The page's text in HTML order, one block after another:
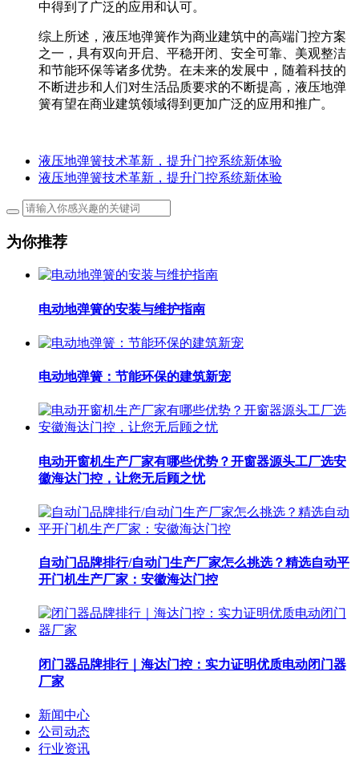
中得到了广泛的应用和认可。
综上所述，液压地弹簧作为商业建筑中的高端门控方案
之一，具有双向开启、平稳开闭、安全可靠、美观整洁
和节能环保等诸多优势。在未来的发展中，随着科技的
不断进步和人们对生活品质要求的不断提高，液压地弹
簧有望在商业建筑领域得到更加广泛的应用和推广。
液压地弹簧技术革新，提升门控系统新体验
液压地弹簧技术革新，提升门控系统新体验
为你推荐
电动地弹簧的安装与维护指南
电动地弹簧：节能环保的建筑新宠
电动开窗机生产厂家有哪些优势？开窗器源头工厂选安
徽海达门控，让您无后顾之忧
自动门品牌排行/自动门生产厂家怎么挑选？精选自动平
开门机生产厂家：安徽海达门控
闭门器品牌排行｜海达门控：实力证明优质电动闭门器
厂家
新闻中心
公司动态
行业资讯